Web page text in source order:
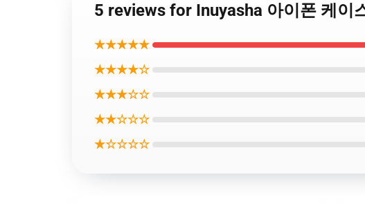
5 reviews for Inuyasha 아이폰 케이
★★★★★
★★★★☆
★★★☆☆
★★☆☆☆
★☆☆☆☆